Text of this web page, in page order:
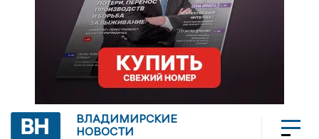
ВЛАДИМИРСКИЕ
НОВОСТИ